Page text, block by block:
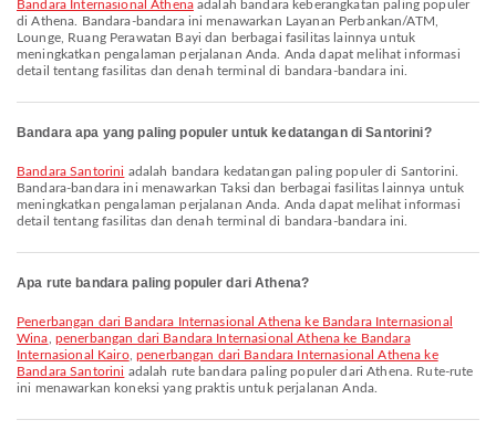
Bandara Internasional Athenaadalah bandara keberangkatan paling populer
di Athena. Bandara-bandara ini menawarkan Layanan Perbankan/ATM,
Lounge, Ruang Perawatan Bayi dan berbagai fasilitas lainnya untuk
meningkatkan pengalaman perjalanan Anda. Anda dapat melihat informasi
detail tentang fasilitas dan denah terminal di bandara-bandara ini.
Bandara apa yang paling populer untuk kedatangan di Santorini?
Bandara Santorini adalah bandara kedatangan paling populer di Santorini.
Bandara-bandara ini menawarkan Taksi dan berbagai fasilitas lainnya untuk
meningkatkan pengalaman perjalanan Anda. Anda dapat melihat informasi
detail tentang fasilitas dan denah terminal di bandara-bandara ini.
Apa rute bandara paling populer dari Athena?
penerbangan dari Bandara Internasional Athena ke Bandara Internasional
Wina penerbangan dari Bandara Internasional Athena ke Bandara
Internasional Kairo, penerbangan dari Bandara Internasional Athena ke
Bandara Santorini adalah rute bandara paling populer dari Athena. Rute-rute
ini menawarkan koneksi yang praktis untuk perjalanan Anda.